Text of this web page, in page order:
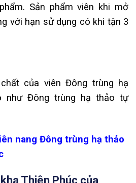
Sản phẩm viên khi mở
với hạn sử dụng có khi tận 3
của viên Đông trùng hạ
như Đông trùng hạ thảo tự
nang Đông trùng hạ thảo
Thiên Phúc của